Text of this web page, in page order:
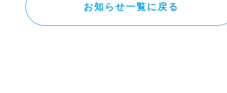
お知らせ一覧に戻る